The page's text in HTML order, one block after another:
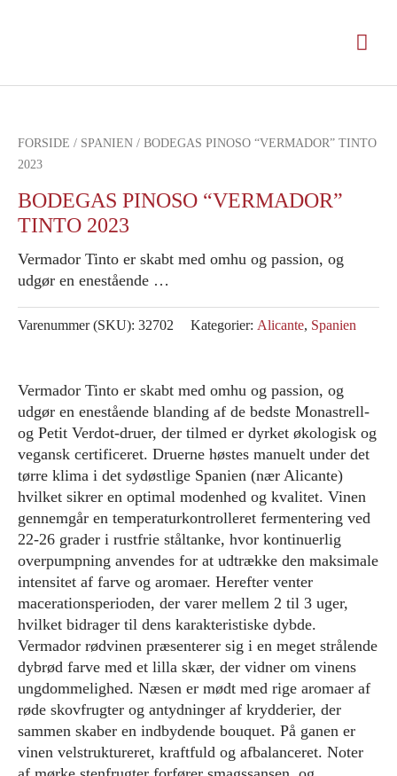
FORSIDE / SPANIEN / BODEGAS PINOSO “VERMADOR” TINTO
2023
BODEGAS PINOSO “VERMADOR”
TINTO 2023
Vermador Tinto er skabt med omhu og passion, og
udgør en enestående …
Varenummer (SKU): 32702 Kategorier: Alicante, Spanien
Vermador Tinto er skabt med omhu og passion, og
udgør en enestående blanding af de bedste Monastrell-
og Petit Verdot-druer, der tilmed er dyrket økologisk og
vegansk certificeret. Druerne høstes manuelt under det
tørre klima i det sydøstlige Spanien (nær Alicante)
hvilket sikrer en optimal modenhed og kvalitet. Vinen
gennemgår en temperaturkontrolleret fermentering ved
22-26 grader i rustfrie ståltanke, hvor kontinuerlig
overpumpning anvendes for at udtrække den maksimale
intensitet af farve og aromaer. Herefter venter
macerationsperioden, der varer mellem 2 til 3 uger,
hvilket bidrager til dens karakteristiske dybde.
Vermador rødvinen præsenterer sig i en meget strålende
dybrød farve med et lilla skær, der vidner om vinens
ungdommelighed. Næsen er mødt med rige aromaer af
røde skovfrugter og antydninger af krydderier, der
sammen skaber en indbydende bouquet. På ganen er
vinen velstruktureret, kraftfuld og afbalanceret. Noter